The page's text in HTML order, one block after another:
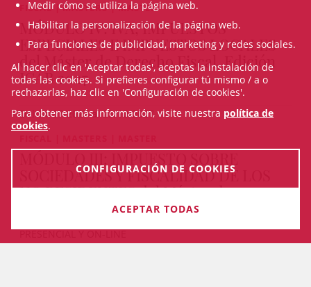
FISCAL | MASTERS | MASTER
MÓDULO IV: IVA, IMPUESTOS
ESPECIALES E IMPUESTOS LOCALES
del Máster de Derecho Fiscal, Edición
ICAB 2027
Del 14/07/2027 al 25/10/2027
MÓDULO III: IMPUESTO SOBRE
SOCIEDADES Y FISCALIDAD DE LOS
NO RESIDENTES del Máster de
Derecho Fiscal, Edición ICAB 2027
PRESENCIAL Y ON-LINE
Medir cómo se utiliza la página web.
Habilitar la personalización de la página web.
Para funciones de publicidad, marketing y redes sociales.
Al hacer clic en 'Aceptar todas', aceptas la instalación de
todas las cookies. Si prefieres configurar tú mismo / a o
rechazarlas, haz clic en 'Configuración de cookies'.
Para obtener más información, visite nuestra política de
cookies.
CONFIGURACIÓN DE COOKIES
ACEPTAR TODAS